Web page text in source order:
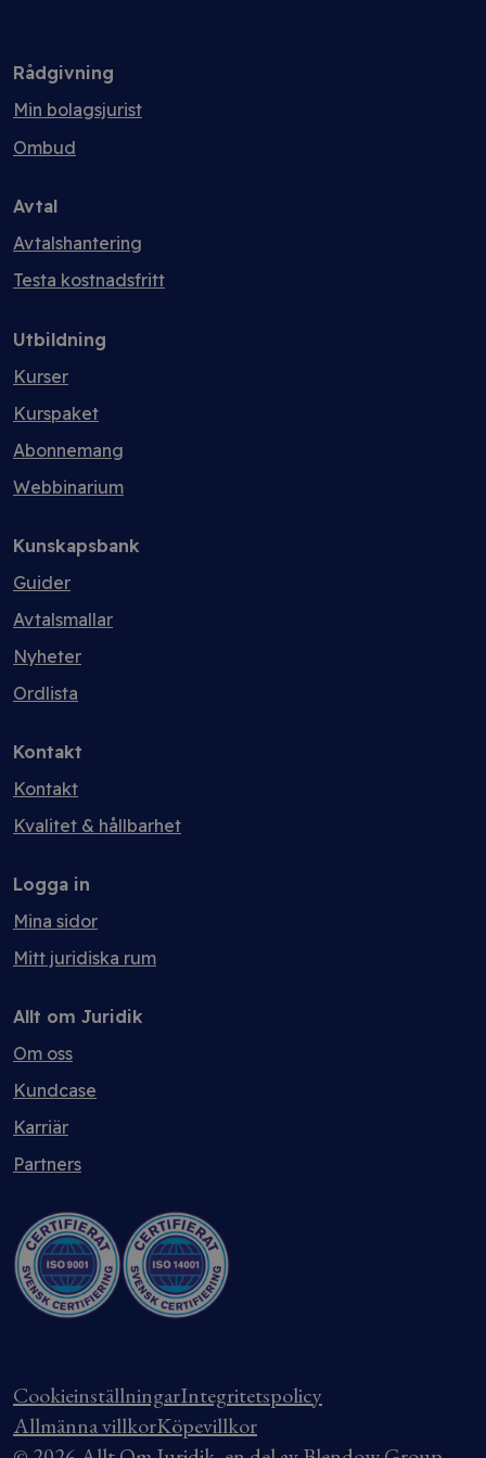
Rådgivning
Min bolagsjurist
Ombud
Avtal
Avtalshantering
Testa kostnadsfritt
Utbildning
Kurser
Kurspaket
Abonnemang
Webbinarium
Kunskapsbank
Guider
Avtalsmallar
Nyheter
Ordlista
Kontakt
Kontakt
Kvalitet & hållbarhet
Logga in
Mina sidor
Mitt juridiska rum
Allt om Juridik
Om oss
Kundcase
Karriär
Partners
CookieinställningarIntegritetspolicy
Allmänna villkorKöpevillkor